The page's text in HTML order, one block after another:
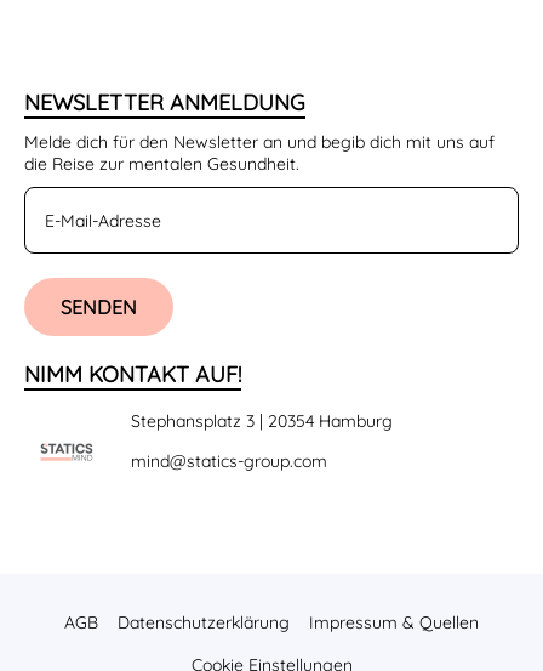
NEWSLETTER ANMELDUNG
Melde dich für den Newsletter an und begib dich mit uns auf
die Reise zur mentalen Gesundheit.
SENDEN
NIMM KONTAKT AUF!
Stephansplatz 3 | 20354 Hamburg
mind@statics-group.com
AGB Datenschutzerklärung
Impressum & Quellen
Cookie Einstellungen